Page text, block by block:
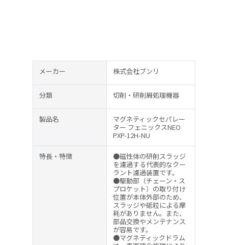
メーカー 株式会社ブンリ
分類 切削・研削屑処理機器
製品名
マグネティックセパレー
ター フェニックスNEO
PXP-12H-NU
特長・特徴
●磁性体の研削スラッジ
を濾過する代表的なクー
ラント濾過装置です。
●駆動部（チェーン・ス
プロケット）の取り付け
位置が本体外部のため、
スラッジや砥粒による摩
耗がありません。また、
部品交換やメンテナンス
が容易です。
●マグネティックドラム